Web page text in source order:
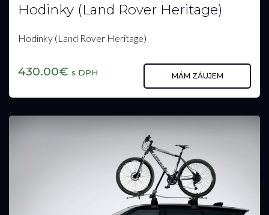
Hodinky (Land Rover Heritage)
Hodinky (Land Rover Heritage)
430.00€ s DPH MÁM ZÁUJEM